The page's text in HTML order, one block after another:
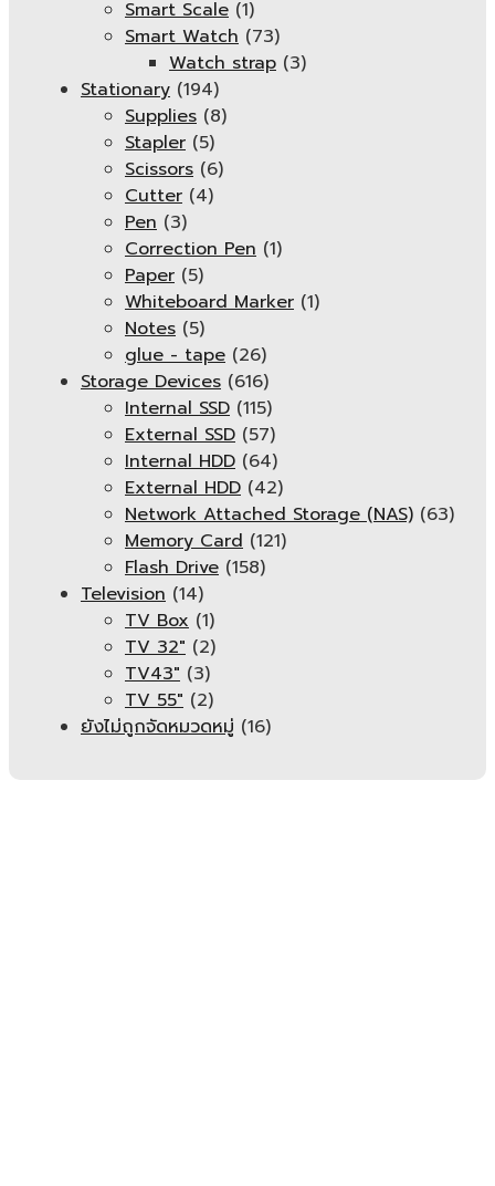
Smart Scale (1)
Smart Watch (73)
Watch strap (3)
Stationary (194)
Supplies (8)
Stapler (5)
Scissors (6)
Cutter (4)
Pen (3)
Correction Pen (1)
Paper (5)
Whiteboard Marker (1)
Notes (5)
glue - tape (26)
Storage Devices (616)
Internal SSD (115)
External SSD (57)
Internal HDD (64)
External HDD (42)
Network Attached Storage (NAS) (63)
Memory Card (121)
Flash Drive (158)
Television (14)
TV Box (1)
TV 32" (2)
TV43" (3)
TV 55" (2)
ยังไม่ถูกจัดหมวดหมู่ (16)